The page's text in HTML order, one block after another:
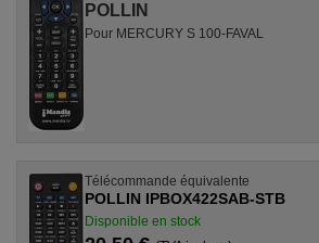
POLLIN
Pour MERCURY S 100-FAVAL
Télécommande équivalente
POLLIN IPBOX422SAB-STB
Disponible en stock